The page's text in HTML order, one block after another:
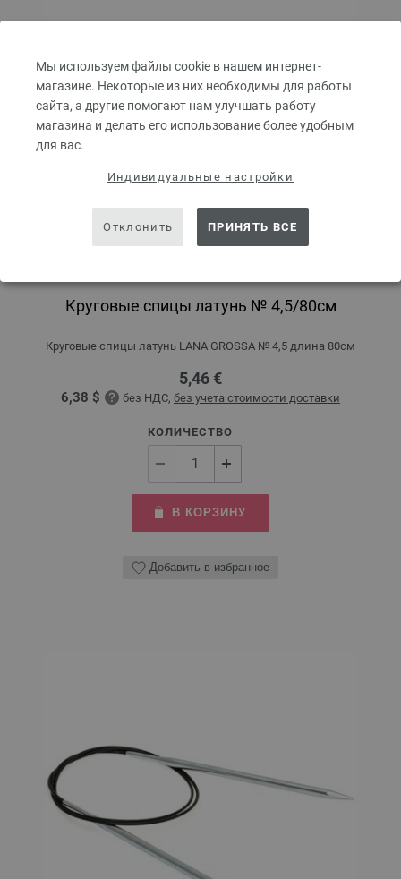
Мы используем файлы cookie в нашем интернет-
магазине. Некоторые из них необходимы для работы
сайта, а другие помогают нам улучшать работу
магазина и делать его использование более удобным
для вас.
Индивидуальные настройки
Отклонить ПРИНЯТЬ ВСЕ
Круговые спицы латунь № 4,5/80см
Круговые спицы латунь LANA GROSSA № 4,5 длина 80см
5,46 €
6,38 $ без НДС, без учета стоимости доставки
КОЛИЧЕСТВО
В КОРЗИНУ
Добавить в избранное